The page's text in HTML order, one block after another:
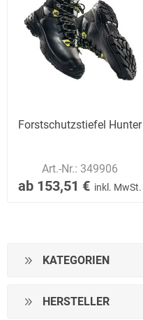
Forstschutzstiefel Hunter
Art.-Nr.: 349906
ab 153,51 € inkl. MwSt.
KATEGORIEN
HERSTELLER